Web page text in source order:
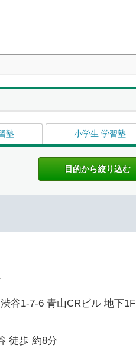
塾 小学生 学習塾
谷1-7-6 青山CRビル 地下1F
徒歩 約8分